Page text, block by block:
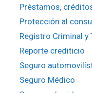
Préstamos,
Protección al
Registro Criminal y
Reporte crediticio
Seguro
Seguro Médico